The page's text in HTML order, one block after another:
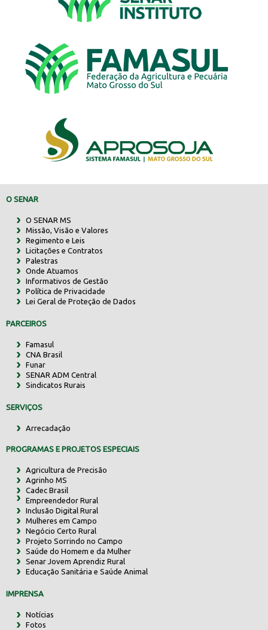
O SENAR
O SENAR MS
Missão, Visão e Valores
Regimento e Leis
Licitações e Contratos
Palestras
Onde Atuamos
Informativos de Gestão
Política de Privacidade
Lei Geral de Proteção de Dados
PARCEIROS
Famasul
CNA Brasil
Funar
SENAR ADM Central
Sindicatos Rurais
SERVIÇOS
Arrecadação
PROGRAMAS E PROJETOS ESPECIAIS
Agricultura de Precisão
Agrinho MS
Cadec Brasil
Empreendedor Rural
Inclusão Digital Rural
Mulheres em Campo
Negócio Certo Rural
Projeto Sorrindo no Campo
Saúde do Homem e da Mulher
Senar Jovem Aprendiz Rural
Educação Sanitária e Saúde Animal
IMPRENSA
Notícias
Fotos